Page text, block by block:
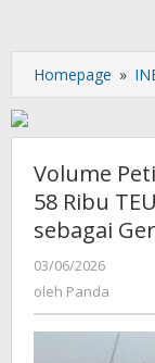
Homepage »
Volume
58 Ribu
sebagai
03/06/2026
oleh Panda